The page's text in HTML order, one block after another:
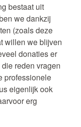
bestaat uit
we dankzij
(zoals deze
willen we blijven
donaties er
reden vragen
professionele
eigenlijk ook
erg